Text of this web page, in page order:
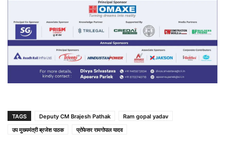
TAGS Deputy CM Brajesh Pathak
Ram gopal yadav
उप मुख्यमंत्री ब्रजेश पाठक
प्रोफेसर रामगोपाल यादव